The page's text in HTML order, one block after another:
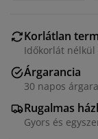
Korlátlan
Időkorlát nélkül
Árgarancia
30 napos
Rugalmas
Gyors és